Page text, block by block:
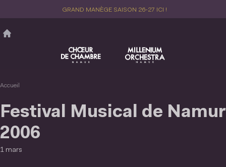
principal
GRAND MANÈGE SAISON 26-27 ICI !
Accueil
Festival Musical de Namur
2006
1 mars